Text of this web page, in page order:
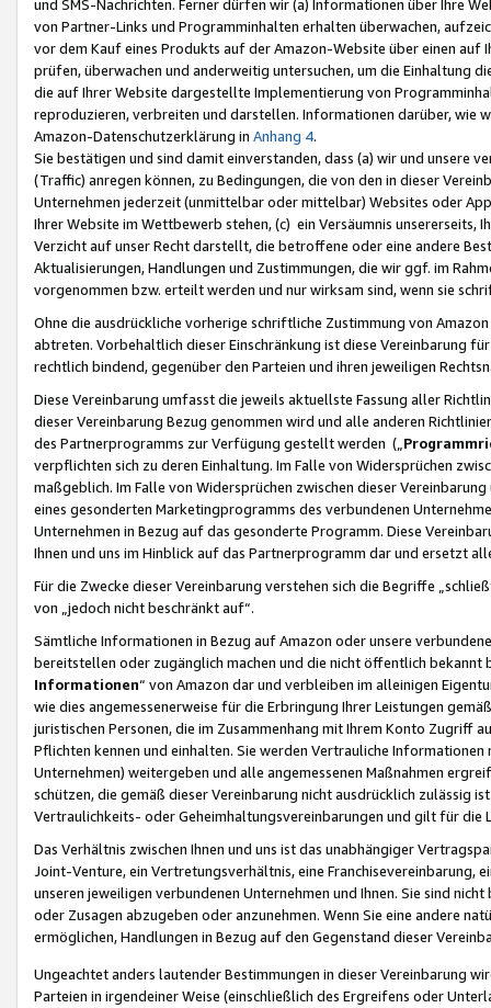
und SMS-Nachrichten. Ferner dürfen wir (a) Informationen über Ihre
von Partner-Links und Programminhalten erhalten überwachen,
vor dem Kauf eines Produkts auf der Amazon-Website über einen
prüfen, überwachen und anderweitig untersuchen, um die Einhaltung
die auf Ihrer Website dargestellte Implementierung von
reproduzieren, verbreiten und darstellen. Informationen darüber, wie
Amazon-Datenschutzerklärung in Anhang 4.
Sie bestätigen und sind damit einverstanden, dass (a) wir und
(Traffic) anregen können, zu Bedingungen, die von den in dieser
Unternehmen jederzeit (unmittelbar oder mittelbar) Websites oder
Ihrer Website im Wettbewerb stehen, (c) ein Versäumnis unsererseits,
Verzicht auf unser Recht darstellt, die betroffene oder eine andere
Aktualisierungen, Handlungen und Zustimmungen, die wir ggf. im
vorgenommen bzw. erteilt werden und nur wirksam sind, wenn sie
Ohne die ausdrückliche vorherige schriftliche Zustimmung von
abtreten. Vorbehaltlich dieser Einschränkung ist diese Vereinbarung
rechtlich bindend, gegenüber den Parteien und ihren jeweiligen
Diese Vereinbarung umfasst die jeweils aktuellste Fassung aller
dieser Vereinbarung Bezug genommen wird und alle anderen
des Partnerprogramms zur Verfügung gestellt werden („
verpflichten sich zu deren Einhaltung. Im Falle von Widersprüchen
maßgeblich. Im Falle von Widersprüchen zwischen dieser
eines gesonderten Marketingprogramms des verbundenen
Unternehmen in Bezug auf das gesonderte Programm. Diese
Ihnen und uns im Hinblick auf das Partnerprogramm dar und ersetzt
Für die Zwecke dieser Vereinbarung verstehen sich die Begriffe
von „jedoch nicht beschränkt auf“.
Sämtliche Informationen in Bezug auf Amazon oder unsere
bereitstellen oder zugänglich machen und die nicht öffentlich
Informationen“ von Amazon dar und verbleiben im alleinigen
wie dies angemessenerweise für die Erbringung Ihrer Leistungen
juristischen Personen, die im Zusammenhang mit Ihrem Konto
Pflichten kennen und einhalten. Sie werden Vertrauliche
Unternehmen) weitergeben und alle angemessenen Maßnahmen
schützen, die gemäß dieser Vereinbarung nicht ausdrücklich zulässig
Vertraulichkeits- oder Geheimhaltungsvereinbarungen und gilt für die
Das Verhältnis zwischen Ihnen und uns ist das unabhängiger
Joint-Venture, ein Vertretungsverhältnis, eine Franchisevereinbarung,
unseren jeweiligen verbundenen Unternehmen und Ihnen. Sie sind
oder Zusagen abzugeben oder anzunehmen. Wenn Sie eine andere
ermöglichen, Handlungen in Bezug auf den Gegenstand dieser
Ungeachtet anders lautender Bestimmungen in dieser Vereinbarung
Parteien in irgendeiner Weise (einschließlich des Ergreifens oder